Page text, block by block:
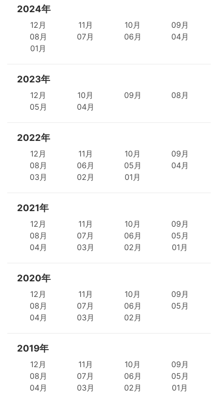
2024年
12月 11月 10月
09月
08月
07月 06月
04月
01月
2023年
12月 10月 09月
08月
05月
04月
2022年
12月 11月 10月
09月
08月
06月 05月
04月
03月
02月 01月
2021年
12月 11月 10月
09月
08月
07月 06月
05月
04月
03月 02月 01月
2020年
12月 11月 10月
09月
08月
07月 06月
05月
04月
03月 02月
2019年
12月 11月 10月
09月
08月
07月 06月
05月
04月
03月 02月 01月